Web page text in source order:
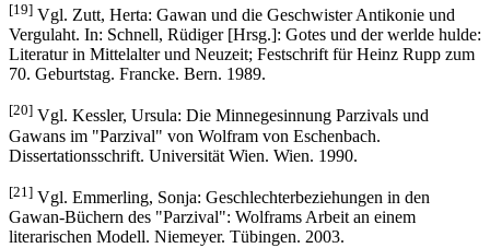
[19] Vgl. Zutt, Herta: Gawan und die Geschwister Antikonie und
Vergulaht. In: Schnell, Rüdiger [Hrsg.]: Gotes und der werlde hulde:
Literatur in Mittelalter und Neuzeit; Festschrift für Heinz Rupp zum
70. Geburtstag. Francke. Bern. 1989.
[20] Vgl. Kessler, Ursula: Die Minnegesinnung Parzivals und
Gawans im "Parzival" von Wolfram von Eschenbach.
Dissertationsschrift. Universität Wien. Wien. 1990.
[21] Vgl. Emmerling, Sonja: Geschlechterbeziehungen in den
Gawan-Büchern des "Parzival": Wolframs Arbeit an einem
literarischen Modell. Niemeyer. Tübingen. 2003.